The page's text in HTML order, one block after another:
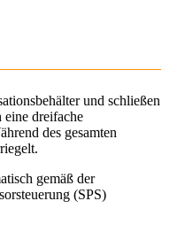
und schließen
dreifache
des gesamten
gemäß der
(SPS)